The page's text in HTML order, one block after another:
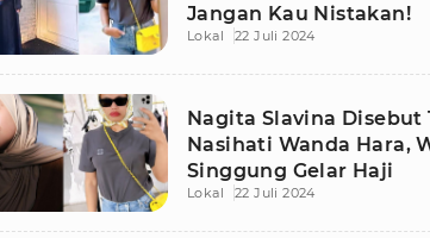
Jangan Kau Nistakan!
Lokal 22 Juli 2024
Nagita Slavina Disebut
Nasihati Wanda Hara,
Singgung Gelar Haji
Lokal 22 Juli 2024